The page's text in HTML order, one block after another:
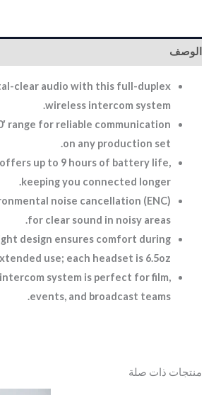
الوصف
clear audio with this full-duplex
wireless intercom system.
range for reliable communication
on any production set.
up to 9 hours of battery life,
keeping you connected longer.
noise cancellation (ENC)
for clear sound in noisy areas.
design ensures comfort during
use; each headset is 6.5oz.
system is perfect for film,
events, and broadcast teams.
منتجات ذات صلة